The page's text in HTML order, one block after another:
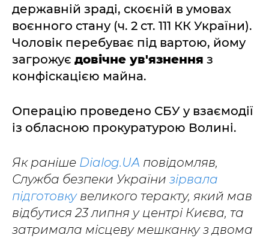
державній зраді, скоєній в умовах
воєнного стану (ч. 2 ст. 111 КК України).
Чоловік перебуває під вартою, йому
загрожує довічне ув'язнення з
конфіскацією майна.
Операцію проведено СБУ у взаємодії
із обласною прокуратурою Волині.
Як раніше Dialog.UA повідомляв,
Служба безпеки України зірвала
підготовкувеликого теракту, який мав
відбутися 23 липня у центрі Києва, та
затримала місцеву мешканку з двома